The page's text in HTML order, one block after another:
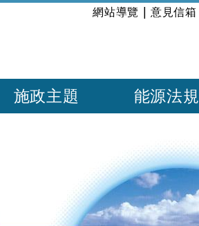
:::
網站導覽 意見信箱
施政主題 能源法規